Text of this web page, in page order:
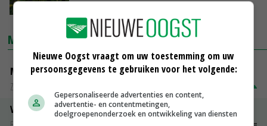
MARKTPRIJZEN
Magere melkpoeder
Zuivel NL
Vleeskuikens 2001-2600 gr
Nieuwe Oogst vraagt om uw toestemming om uw
persoonsgegevens te gebruiken voor het volgende:
Gepersonaliseerde advertenties en content,
advertentie- en contentmetingen,
doelgroepenonderzoek en ontwikkeling van diensten